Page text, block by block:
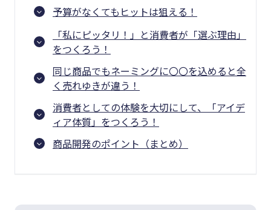
予算がなくてもヒットは狙える！
「私にピッタリ！」と消費者が「選ぶ理由」
をつくろう！
同じ商品でもネーミングに〇〇を込めると全
く売れゆきが違う！
消費者としての体験を大切にして、「アイデ
ィア体質」をつくろう！
商品開発のポイント（まとめ）